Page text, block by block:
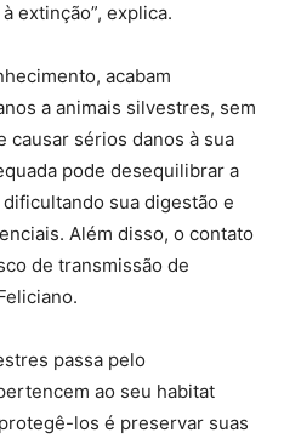
extinção”, explica.
acabam
a animais silvestres, sem
causar sérios danos à sua
pode desequilibrar a
sua digestão e
Além disso, o contato
de transmissão de
passa pelo
ao seu habitat
los é preservar suas